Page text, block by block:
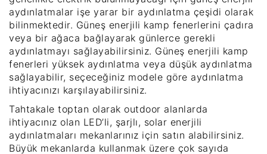
aydınlatmalar işe yarar bir aydınlatma çeşidi olarak
bilinmektedir. Güneş enerjili kamp fenerlerini çadıra
veya bir ağaca bağlayarak günlerce gerekli
aydınlatmayı sağlayabilirsiniz. Güneş enerjili kamp
fenerleri yüksek aydınlatma veya düşük aydınlatma
sağlayabilir, seçeceğiniz modele göre aydınlatma
ihtiyacınızı karşılayabilirsiniz.
Tahtakale toptan olarak outdoor alanlarda
ihtiyacınız olan LED’li, şarjlı, solar enerjili
aydınlatmaları mekanlarınız için satın alabilirsiniz.
Büyük mekanlarda kullanmak üzere çok sayıda